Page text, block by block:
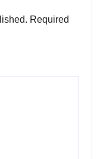
Required